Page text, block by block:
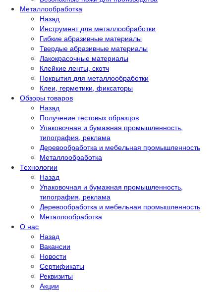
Металлообработка
Назад
Инструмент для металлообработки
Гибкие абразивные материалы
Твердые абразивные материалы
Лакокрасочные материалы
Клейкие ленты, скотч
Покрытия для металлообработки
Клеи, герметики, фиксаторы
Обзоры товаров
Назад
Получение тестовых образцов
Упаковочная и бумажная промышленность,
типография, реклама
Деревообработка и мебельная промышленность
Металлообработка
Технологии
Назад
Упаковочная и бумажная промышленность,
типография, реклама
Деревообработка и мебельная промышленность
Металлообработка
О нас
Назад
Вакансии
Новости
Сертификаты
Реквизиты
Акции